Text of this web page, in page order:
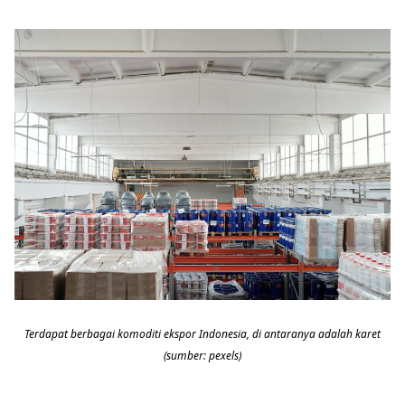
Terdapat berbagai komoditi ekspor Indonesia, di antaranya adalah karet
(sumber: pexels)